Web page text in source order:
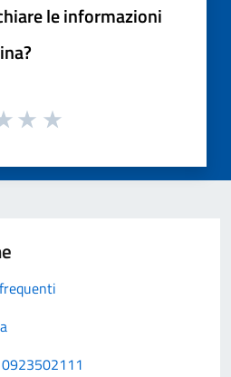
le informazioni